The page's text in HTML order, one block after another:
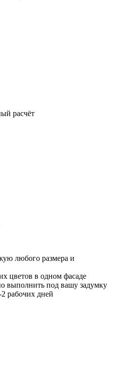
расчёт
любого размера и
цветов в одном фасаде
выполнить под вашу задумку
2 рабочих дней